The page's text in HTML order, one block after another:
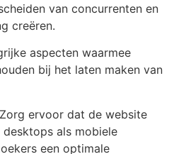
van concurrenten en
creëren.
aspecten waarmee
bij het laten maken van
Zorg ervoor dat de website
als mobiele
een optimale